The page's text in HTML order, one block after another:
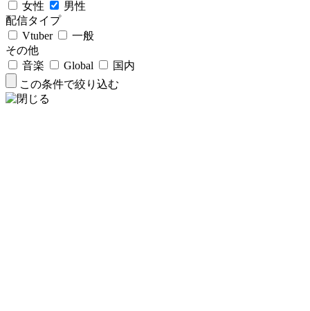
女性
男性
配信タイプ
Vtuber
一般
その他
音楽
Global
国内
この条件で絞り込む